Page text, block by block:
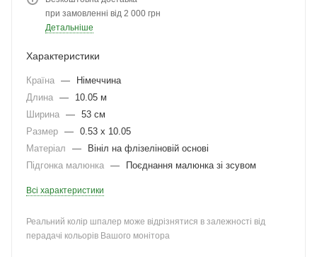
при замовленні від 2 000 грн
Детальніше
Характеристики
Країна —
Німеччина
Длина —
10.05 м
Ширина — 53 см
Размер — 0.53 x 10.05
Матеріал
—
Вініл на флізеліновій основі
Підгонка малюнка — Поєднання малюнка зі зсувом
Всі характеристики
Реальний колір шпалер може відрізнятися в залежності від
перадачі кольорів Вашого монітора